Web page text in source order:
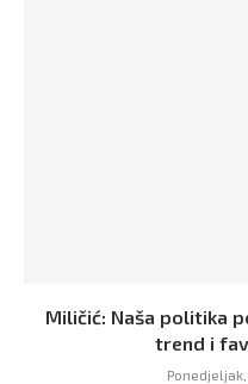
Miličić: Naša politika
trend i